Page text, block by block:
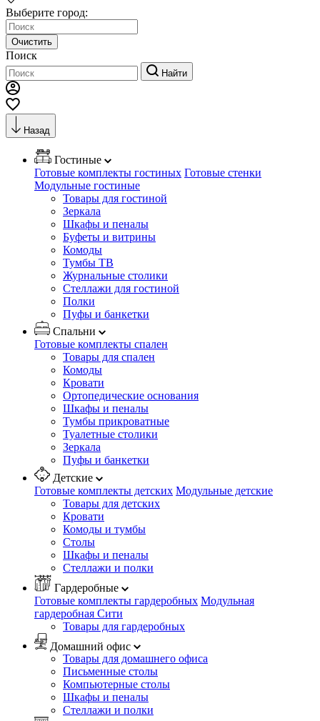
Выберите город:
Очистить
Поиск
Найти
Назад
Гостиные
Готовые комплекты гостиных Готовые стенки
Модульные гостиные
Товары для гостиной
Зеркала
Шкафы и пеналы
Буфеты и витрины
Комоды
Тумбы ТВ
Журнальные столики
Стеллажи для гостиной
Полки
Пуфы и банкетки
Спальни
Готовые комплекты спален
Товары для спален
Комоды
Кровати
Ортопедические основания
Шкафы и пеналы
Тумбы прикроватные
Туалетные столики
Зеркала
Пуфы и банкетки
Детские
Готовые комплекты детских Модульные детские
Товары для детских
Кровати
Комоды и тумбы
Столы
Шкафы и пеналы
Стеллажи и полки
Гардеробные
Готовые комплекты гардеробных Модульная
гардеробная Сити
Товары для гардеробных
Домашний офис
Товары для домашнего офиса
Письменные столы
Компьютерные столы
Шкафы и пеналы
Стеллажи и полки